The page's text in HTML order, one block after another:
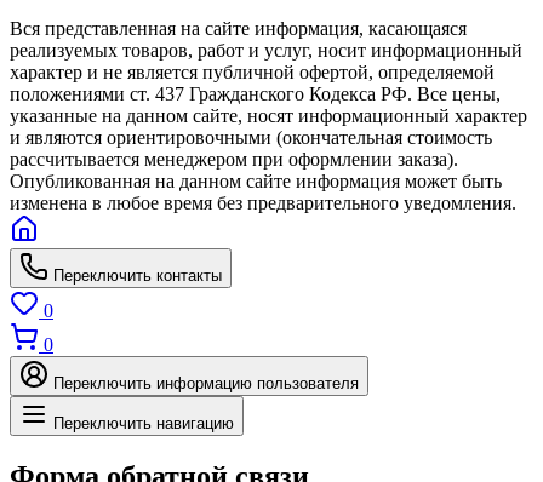
Вся представленная на сайте информация, касающаяся
реализуемых товаров, работ и услуг, носит информационный
характер и не является публичной офертой, определяемой
положениями ст. 437 Гражданского Кодекса РФ. Все цены,
указанные на данном сайте, носят информационный характер
и являются ориентировочными (окончательная стоимость
рассчитывается менеджером при оформлении заказа).
Опубликованная на данном сайте информация может быть
изменена в любое время без предварительного уведомления.
Переключить контакты
0
0
Переключить информацию пользователя
Переключить навигацию
Форма обратной связи